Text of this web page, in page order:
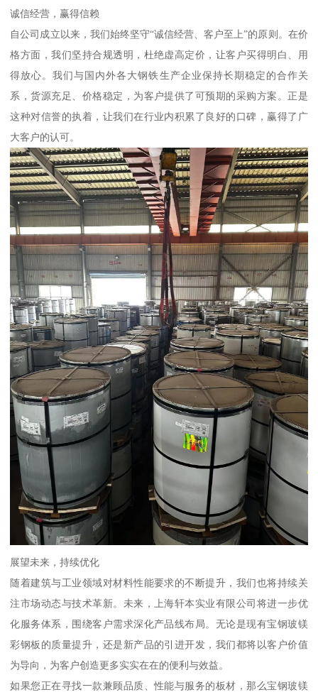
诚信经营，赢得信赖
自公司成立以来，我们始终坚守“诚信经营、客户至上”的原则。在价
格方面，我们坚持合规透明，杜绝虚高定价，让客户买得明白、用
得放心。我们与国内外各大钢铁生产企业保持长期稳定的合作关
系，货源充足、价格稳定，为客户提供了可预期的采购方案。正是
这种对信誉的执着，让我们在行业内积累了良好的口碑，赢得了广
大客户的认可。
展望未来，持续优化
随着建筑与工业领域对材料性能要求的不断提升，我们也将持续关
注市场动态与技术革新。未来，上海轩本实业有限公司将进一步优
化服务体系，围绕客户需求深化产品线布局。无论是现有宝钢玻镁
彩钢板的质量提升，还是新产品的引进开发，我们都将以客户价值
为导向，为客户创造更多实实在在的便利与效益。
如果您正在寻找一款兼顾品质、性能与服务的板材，那么宝钢玻镁